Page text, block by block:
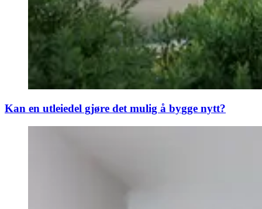
Kan en utleiedel gjøre det mulig å bygge nytt?